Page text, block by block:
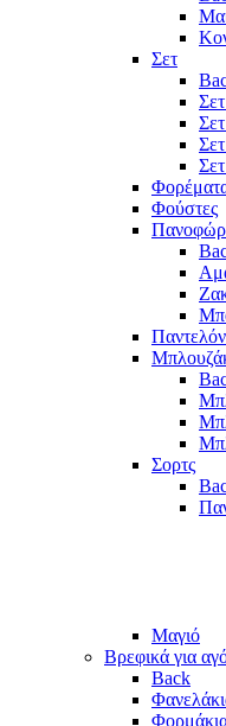
Σετ
Φούστες
Σορτς
Μαγιό
Βρεφικά για
Back